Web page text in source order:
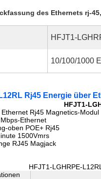
des Ethernets rj-45,
HFJT1-
10/100/1000
Rj45 Energie über
HFJT1-
Rj45 Magnetics-Modul
Ethernet
oben POE+ Rj45
1500Vmrs
RJ45 Magjack
HFJT1-LGHRPE-